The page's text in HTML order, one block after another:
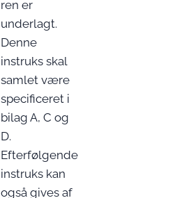
ren er
underlagt.
Denne
instruks skal
samlet være
specificeret i
bilag A, C og
D.
Efterfølgende
instruks kan
også gives af